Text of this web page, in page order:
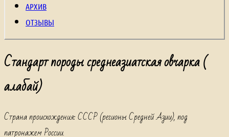
туркменский
волкодав,
алабай,
среднеазиатская
овчарка,
central
Shepherd
АРХИВ
ОТЗЫВЫ
Стандарт породы среднеазиатская овчарка (
алабай)
Страна происхождения: СССР (регионы Средней Азии), под
патронажем России.